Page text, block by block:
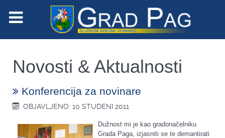
Novosti & Aktualnosti
Konferencija za novinare
OBJAVLJENO: 10 STUDENI 2011
Dužnost mi je kao gradonačelniku
Grada Paga, izjasniti se te demantirati